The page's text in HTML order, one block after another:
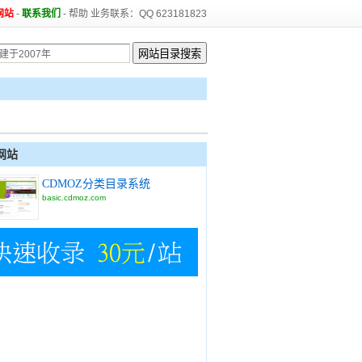
站 - 联系我们 - 帮助 业务联系：QQ 623181823
站
CDMOZ分类目录系统
basic.cdmoz.com